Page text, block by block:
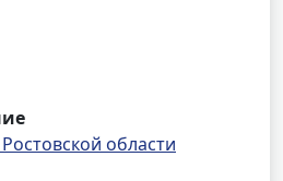
области